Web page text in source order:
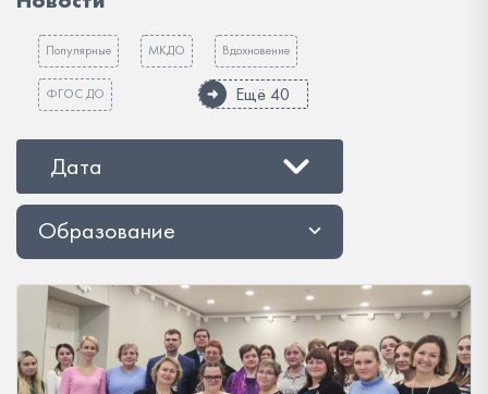
Популярные МКДО Вдохновение
ФГОС ДО Ещё 40
Дата
Образование